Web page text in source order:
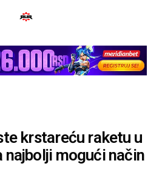
krstareću raketu u
najbolji mogući način